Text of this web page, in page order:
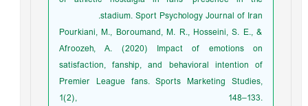
stadium. Sport Psychology Journal of Iran.
Pourkiani, M., Boroumand, M. R., Hosseini, S. E., &
Afroozeh, A. (2020) Impact of emotions on
satisfaction, fanship, and behavioral intention of
Premier League fans. Sports Marketing Studies,
1(2), 148–133.